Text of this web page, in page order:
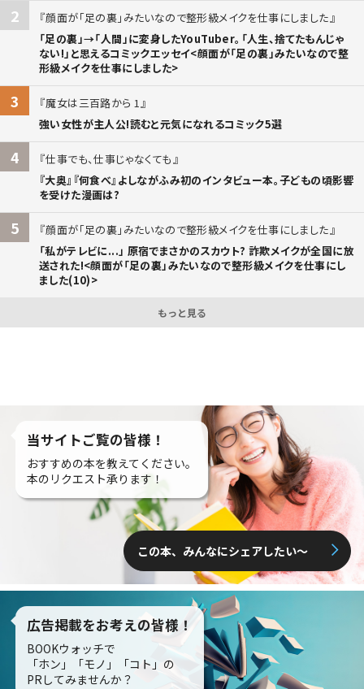
2
顔面が「足の裏」みたいなので整形級メイクを仕事にしました
「足の裏」→「人間」に変身したYouTuber。「人生、捨てたもんじゃ
ない!」と思えるコミックエッセイ<顔面が「足の裏」みたいなので整
形級メイクを仕事にしました>
3
魔女は三百路から 1
強い女性が主人公!読むと元気になれるコミック5選
4
仕事でも、仕事じゃなくても
『大奥』『何食べ』よしながふみ初のインタビュー本。子どもの頃影響
を受けた漫画は?
5
顔面が「足の裏」みたいなので整形級メイクを仕事にしました
「私がテレビに...」 原宿でまさかのスカウト? 詐欺メイクが全国に放
送された!<顔面が「足の裏」みたいなので整形級メイクを仕事にし
ました(10)>
もっと見る
当サイトご覧の皆様！
おすすめの本を教えてください。
本のリクエスト承ります！
この本、みんなにシェアしたい〜
広告掲載をお考えの皆様！
BOOKウォッチで
「ホン」「モノ」「コト」の
PRしてみませんか？